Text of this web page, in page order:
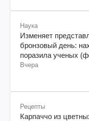
Наука
Изменяет
бронзовый день:
поразила ученых
Вчера
Рецепты
Карпаччо из